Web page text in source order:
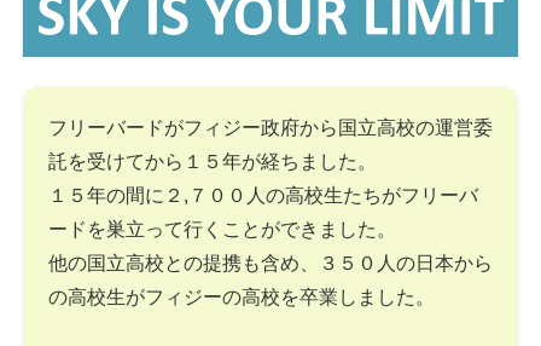
フリーバードがフィジー政府から国立高校の運営委
託を受けてから１５年が経ちました。
１５年の間に２,７００人の高校生たちがフリーバ
ードを巣立って行くことができました。
他の国立高校との提携も含め、３５０人の日本から
の高校生がフィジーの高校を卒業しました。